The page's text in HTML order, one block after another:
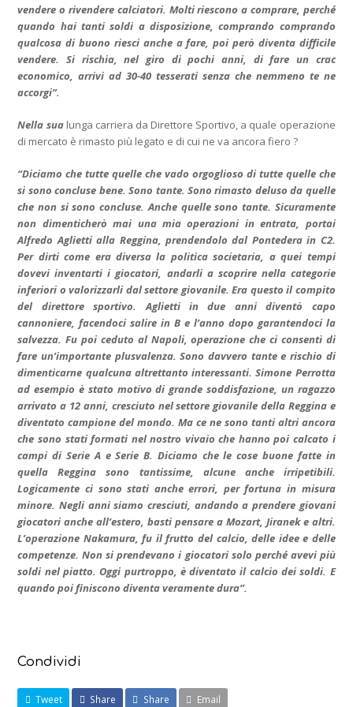
vendere o rivendere calciatori. Molti riescono a comprare, perché
quando hai tanti soldi a disposizione, comprando comprando
qualcosa di buono riesci anche a fare, poi però diventa difficile
vendere. Si rischia, nel giro di pochi anni, di fare un crac
economico, arrivi ad 30-40 tesserati senza che nemmeno te ne
accorgi”.
Nella sualunga carriera da Direttore Sportivo, a quale operazione
di mercato è rimasto più legato e di cui ne va ancora fiero ?
“Diciamo che tutte quelle che vado orgoglioso di tutte quelle che
si sono concluse bene. Sono tante. Sono rimasto deluso da quelle
che non si sono concluse. Anche quelle sono tante. Sicuramente
non dimenticherò mai una mia operazioni in entrata, portai
Alfredo Aglietti alla Reggina, prendendolo dal Pontedera in C2.
Per dirti come era diversa la politica societaria, a quei tempi
dovevi inventarti i giocatori, andarli a scoprire nella categorie
inferiori o valorizzarli dal settore giovanile. Era questo il compito
del direttore sportivo. Aglietti in due anni diventò capo
cannoniere, facendoci salire in B e l’anno dopo garantendoci la
salvezza. Fu poi ceduto al Napoli, operazione che ci consentì di
fare un’importante plusvalenza. Sono davvero tante e rischio di
dimenticarne qualcuna altrettanto interessanti. Simone Perrotta
ad esempio è stato motivo di grande soddisfazione, un ragazzo
arrivato a 12 anni, cresciuto nel settore giovanile della Reggina e
diventato campione del mondo. Ma ce ne sono tanti altri ancora
che sono stati formati nel nostro vivaio che hanno poi calcato i
campi di Serie A e Serie B. Diciamo che le cose buone fatte in
quella Reggina sono tantissime, alcune anche irripetibili.
Logicamente ci sono stati anche errori, per fortuna in misura
minore. Negli anni siamo cresciuti, andando a prendere giovani
giocatori anche all’estero, basti pensare a Mozart, Jiranek e altri.
L’operazione Nakamura, fu il frutto del calcio, delle idee e delle
competenze. Non si prendevano i giocatori solo perché avevi più
soldi nel piatto. Oggi purtroppo, è diventato il calcio dei soldi. E
quando poi finiscono diventa veramente dura”.
Condividi
Tweet Share Share Email